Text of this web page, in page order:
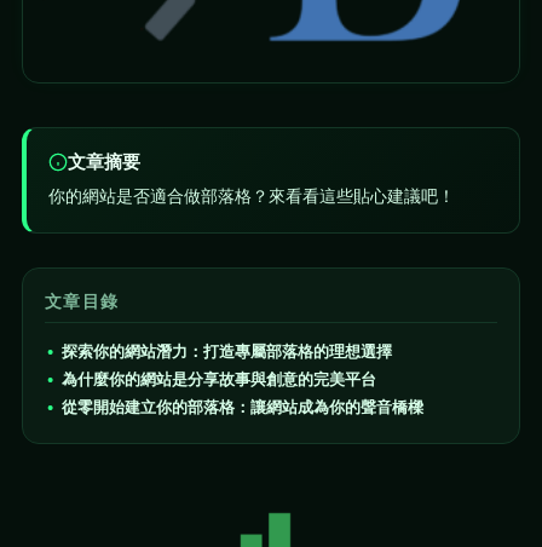
文章摘要
你的網站是否適合做部落格？來看看這些貼心建議吧！
文章目錄
探索你的網站潛力：打造專屬部落格的理想選擇
為什麼你的網站是分享故事與創意的完美平台
從零開始建立你的部落格：讓網站成為你的聲音橋樑